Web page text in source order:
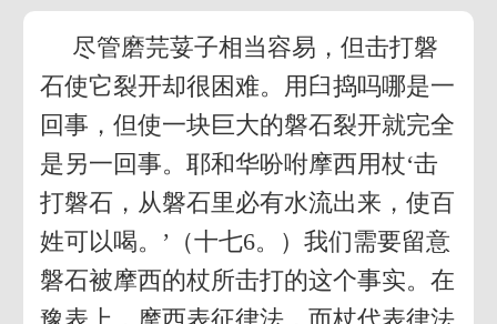
尽管磨芫荽子相当容易，但击打磐
石使它裂开却很困难。用臼捣吗哪是一
回事，但使一块巨大的磐石裂开就完全
是另一回事。耶和华吩咐摩西用杖‘击
打磐石，从磐石里必有水流出来，使百
姓可以喝。’（十七6。）我们需要留意
磐石被摩西的杖所击打的这个事实。在